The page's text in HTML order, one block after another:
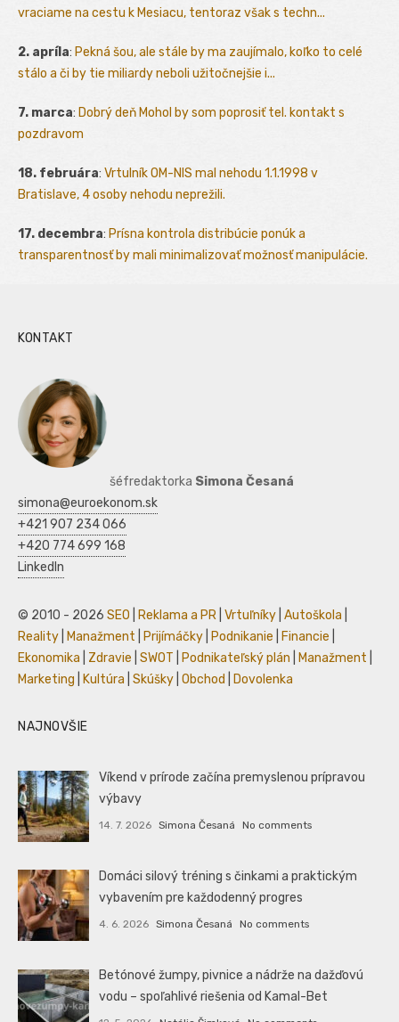
vraciame na cestu k Mesiacu, tentoraz však s techn...
2. apríla: Pekná šou, ale stále by ma zaujímalo, koľko to celé
stálo a či by tie miliardy neboli užitočnejšie i...
7. marca: Dobrý deň Mohol by som poprosiť tel. kontakt s
pozdravom
18. februára: Vrtulník OM-NIS mal nehodu 1.1.1998 v
Bratislave, 4 osoby nehodu neprežili.
17. decembra: Prísna kontrola distribúcie ponúk a
transparentnosť by mali minimalizovať možnosť manipulácie.
KONTAKT
šéfredaktorka Simona Česaná
simona@euroekonom.sk
+421 907 234 066
+420 774 699 168
LinkedIn
© 2010 - 2026 SEO Reklama a PR Vrtuľníky Autoškola
Reality
Manažment Prijímáčky Podnikanie Financie
Ekonomika
Zdravie SWOT Podnikateľský plán Manažment
Marketing
Kultúra Skúšky Obchod Dovolenka
NAJNOVŠIE
Víkend v prírode začína premyslenou prípravou
výbavy
14. 7. 2026 Simona Česaná No comments
Domáci silový tréning s činkami a praktickým
vybavením pre každodenný progres
4. 6. 2026 Simona Česaná No comments
Betónové žumpy, pivnice a nádrže na dažďovú
vodu – spoľahlivé riešenia od Kamal-Bet